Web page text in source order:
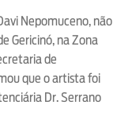
Nepomuceno, não
Gericinó, na Zona
de
que o artista foi
Dr. Serrano